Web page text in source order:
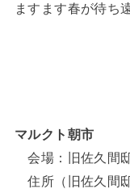
ますます春が待ち
マルクト朝市
会場：旧佐久間
住所（旧佐久間